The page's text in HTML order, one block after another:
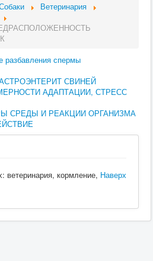
Ветеринария
разбавления спермы
СВИНЕЙ
АДАПТАЦИИ, СТРЕСС
СРЕДЫ И РЕАКЦИИ ОРГАНИЗМА
Наверх
ветеринария, кормление,